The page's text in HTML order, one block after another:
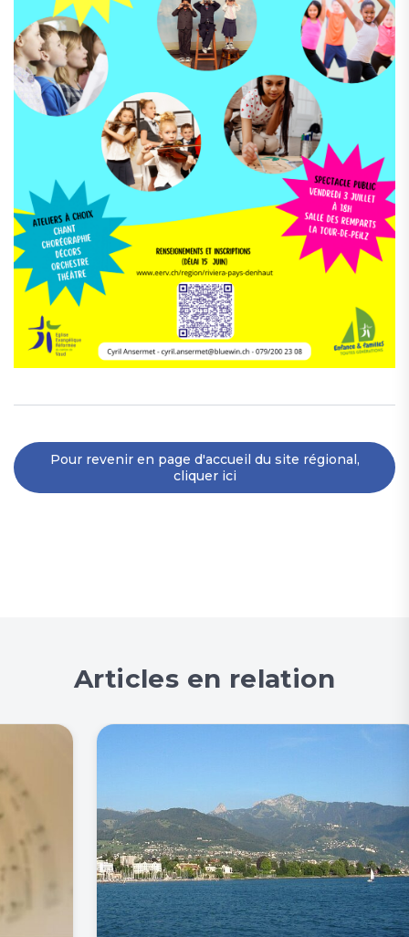
Pour revenir en page d'accueil du site régional,
cliquer ici
Articles en relation